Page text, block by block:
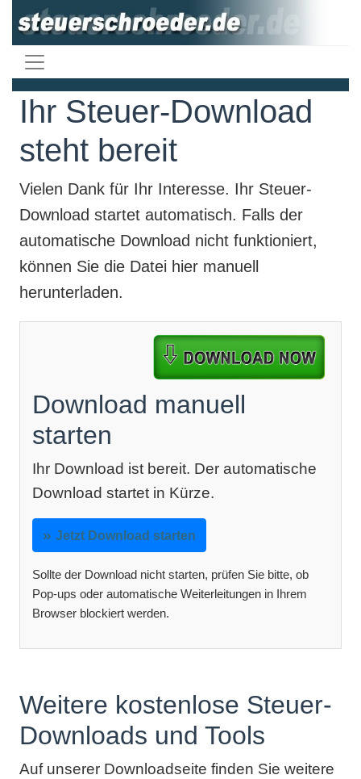
Ihr Steuer-Download
steht bereit
Vielen Dank für Ihr Interesse. Ihr Steuer-
Download startet automatisch. Falls der
automatische Download nicht funktioniert,
können Sie die Datei hier manuell
herunterladen.
Download manuell
starten
Ihr Download ist bereit. Der automatische
Download startet in Kürze.
Jetzt Download starten
Sollte der Download nicht starten, prüfen Sie bitte, ob
Pop-ups oder automatische Weiterleitungen in Ihrem
Browser blockiert werden.
Weitere kostenlose Steuer-
Downloads und Tools
Auf unserer Downloadseite finden Sie weitere